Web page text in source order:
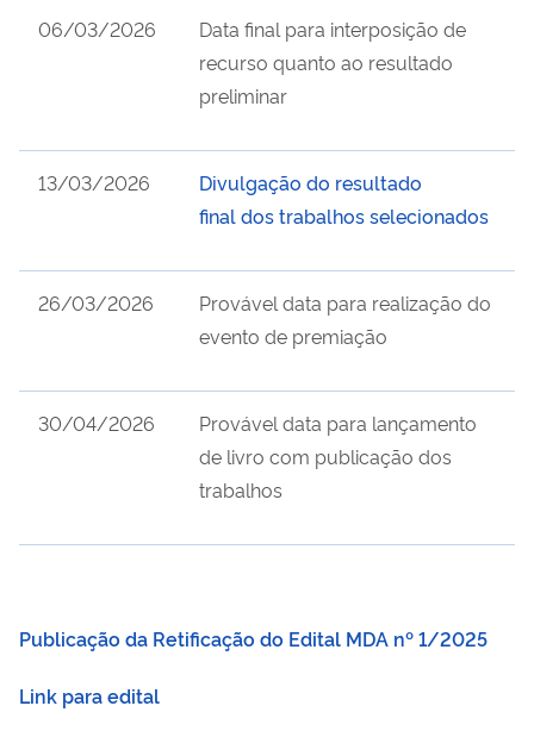
06/03/2026
Data final para interposição de
recurso quanto ao resultado
preliminar
13/03/2026 Divulgação do resultado
finaldos trabalhos selecionados
26/03/2026
Provável data para realização do
evento de premiação
30/04/2026
Provável data para lançamento
de livro com publicação dos
trabalhos
Publicação da Retificação do Edital MDA nº 1/2025
Link para edital